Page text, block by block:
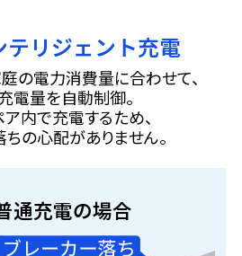
テリジェント充電
の電力消費量に合わせて、
電量を自動制御。
内で充電するため、
の心配がありません。
通充電の場合